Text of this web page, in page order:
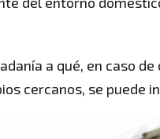
a qué, en caso
cercanos, se puede